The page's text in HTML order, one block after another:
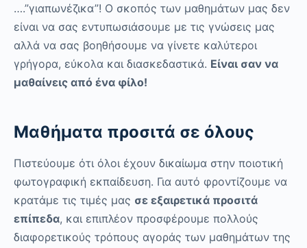
….”γιαπωνέζικα”! Ο σκοπός των μαθημάτων μας δεν
είναι να σας εντυπωσιάσουμε με τις γνώσεις μας
αλλά να σας βοηθήσουμε να γίνετε καλύτεροι
γρήγορα, εύκολα και διασκεδαστικά. Είναι σαν να
μαθαίνεις από ένα φίλο!
Μαθήματα προσιτά σε όλους
Πιστεύουμε ότι όλοι έχουν δικαίωμα στην ποιοτική
φωτογραφική εκπαίδευση. Για αυτό φροντίζουμε να
κρατάμε τις τιμές μας σε εξαιρετικά προσιτά
επίπεδα, και επιπλέον προσφέρουμε πολλούς
διαφορετικούς τρόπους αγοράς των μαθημάτων της